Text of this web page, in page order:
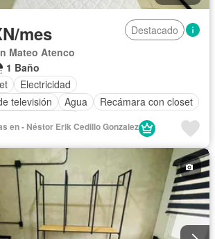
mes
Destacado
Mateo Atenco
1 Baño
Electricidad
televisión
Agua
Recámara con closet
en - Néstor Erik Cedillo Gonzalez